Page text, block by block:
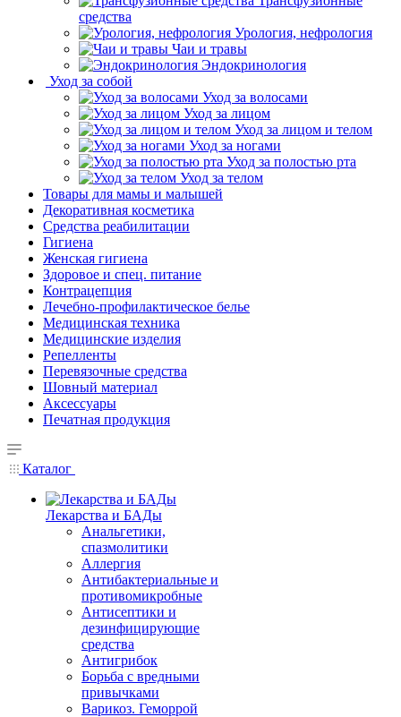
средства
Урология, нефрология
Чаи и травы
Эндокринология
Уход за собой
Уход за волосами
Уход за лицом
Уход за лицом и телом
Уход за ногами
Уход за полостью рта
Уход за телом
Товары для мамы и малышей
Декоративная косметика
Средства реабилитации
Гигиена
Женская гигиена
Здоровое и спец. питание
Контрацепция
Лечебно-профилактическое белье
Медицинская техника
Медицинские изделия
Репелленты
Перевязочные средства
Шовный материал
Аксессуары
Печатная продукция
Каталог
Лекарства и БАДы
Анальгетики,
спазмолитики
Аллергия
Антибактериальные и
противомикробные
Антисептики и
дезинфицирующие
средства
Антигрибок
Борьба с вредными
привычками
Варикоз. Геморрой